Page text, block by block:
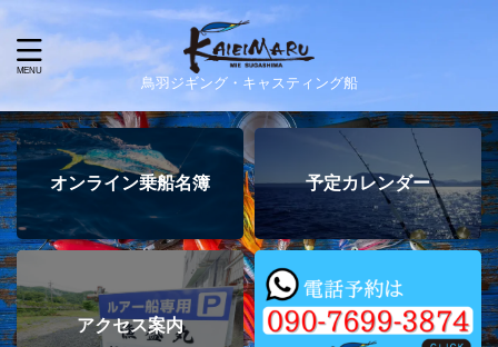
鳥羽ジギング・キャスティング船
オンライン乗船名簿 予定カレンダー
アクセス案内